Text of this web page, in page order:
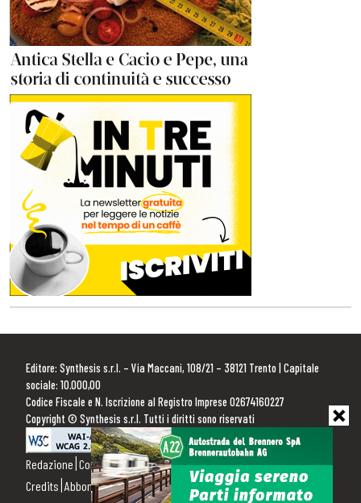
Editore: Synthesis s.r.l. – Via Maccani, 108/21 – 38121 Trento | Capitale
sociale: 10.000,00
Codice Fiscale e N. Iscrizione al Registro Imprese 02674160227
Copyright © Synthesis s.r.l. Tutti i diritti sono riservati
Redazione Contattaci Pubblicità Privacy Policy Cookie Policy
Credits Abbonamenti